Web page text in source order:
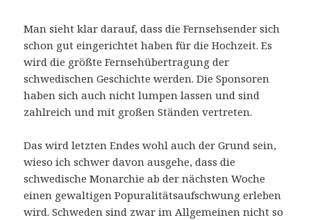
Man sieht klar darauf, dass die Fernsehsender sich
schon gut eingerichtet haben für die Hochzeit. Es
wird die größte Fernsehübertragung der
schwedischen Geschichte werden. Die Sponsoren
haben sich auch nicht lumpen lassen und sind
zahlreich und mit großen Ständen vertreten.
Das wird letzten Endes wohl auch der Grund sein,
wieso ich schwer davon ausgehe, dass die
schwedische Monarchie ab der nächsten Woche
einen gewaltigen Popuralitätsaufschwung erleben
wird. Schweden sind zwar im Allgemeinen nicht so